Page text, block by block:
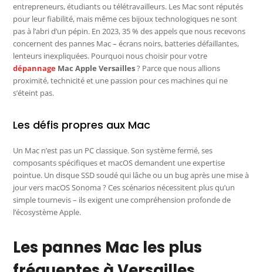
entrepreneurs, étudiants ou télétravailleurs. Les Mac sont réputés
pour leur fiabilité, mais même ces bijoux technologiques ne sont
pas à l’abri d’un pépin. En 2023, 35 % des appels que nous recevons
concernent des pannes Mac – écrans noirs, batteries défaillantes,
lenteurs inexpliquées. Pourquoi nous choisir pour votre
dépannage Mac Apple Versailles? Parce que nous allions
proximité, technicité et une passion pour ces machines qui ne
s’éteint pas.
Les défis propres aux Mac
Un Mac n’est pas un PC classique. Son système fermé, ses
composants spécifiques et macOS demandent une expertise
pointue. Un disque SSD soudé qui lâche ou un bug après une mise à
jour vers macOS Sonoma ? Ces scénarios nécessitent plus qu’un
simple tournevis – ils exigent une compréhension profonde de
l’écosystème Apple.
Les pannes Mac les plus